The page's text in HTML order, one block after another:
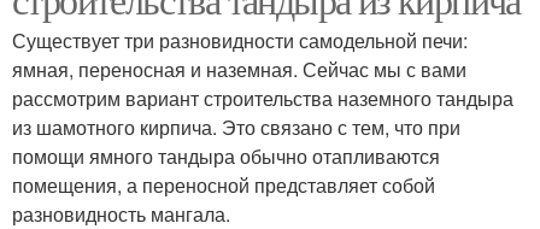
Существует три разновидности самодельной печи:
ямная, переносная и наземная. Сейчас мы с вами
рассмотрим вариант строительства наземного тандыра
из шамотного кирпича. Это связано с тем, что при
помощи ямного тандыра обычно отапливаются
помещения, а переносной представляет собой
разновидность мангала.